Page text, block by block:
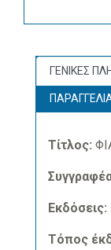
ΓΕΝΙΚΕΣ
Τίτλος:
Εκδόσεις:
Τόπος